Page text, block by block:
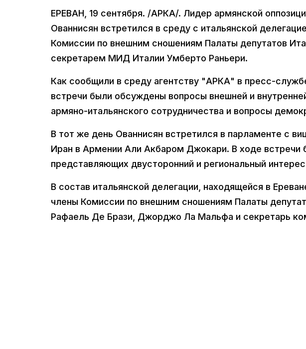
ЕРЕВАН, 19 сентября. /АРКА/. Лидер армянской
Ованнисян встретился в среду с итальянской
Комиссии по внешним сношениям Палаты депутатов
секретарем МИД Италии Умберто Раньери.
Как сообщили в среду агентству "АРКА" в пресс-
встречи были обсуждены вопросы внешней и
армяно-итальянского сотрудничества и вопросы
В тот же день Ованнисян встретился в парламенте с
Иран в Армении Али Акбаром Джокари. В ходе встречи
представляющих двусторонний и региональный
В состав итальянской делегации, находящейся в
члены Комиссии по внешним сношениям Палаты
Рафаель Де Брази, Джорджо Ла Мальфа и секретарь